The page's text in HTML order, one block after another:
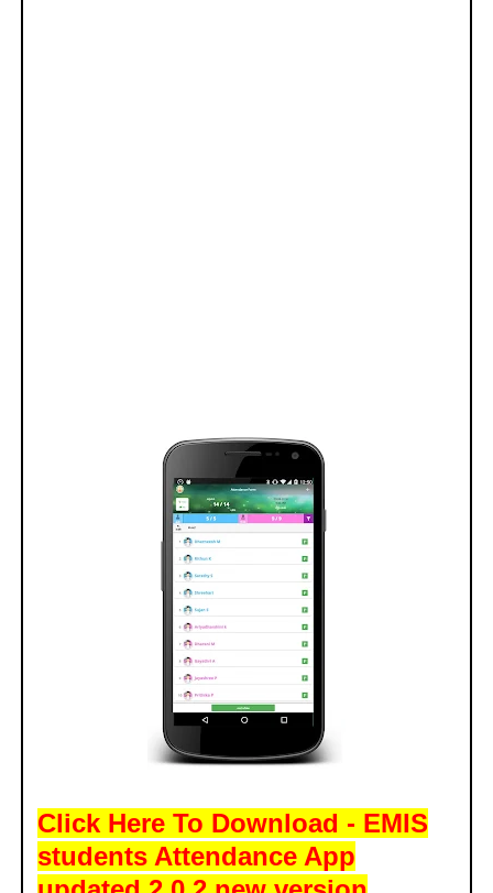
Click Here To Download - EMIS
students Attendance App